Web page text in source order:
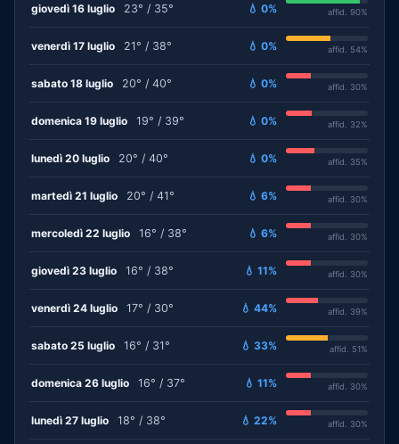
giovedì 16 luglio 23° / 35° 💧 0% affid. 90%
venerdì 17 luglio 21° / 38° 💧 0% affid. 54%
sabato 18 luglio 20° / 40° 💧 0% affid. 30%
domenica 19 luglio 19° / 39° 💧 0% affid. 32%
lunedì 20 luglio 20° / 40° 💧 0% affid. 35%
martedì 21 luglio 20° / 41° 💧 6% affid. 30%
mercoledì 22 luglio 16° / 38° 💧 6% affid. 30%
giovedì 23 luglio 16° / 38° 💧 11% affid. 30%
venerdì 24 luglio 17° / 30° 💧 44% affid. 39%
sabato 25 luglio 16° / 31° 💧 33% affid. 51%
domenica 26 luglio 16° / 37° 💧 11% affid. 30%
lunedì 27 luglio 18° / 38° 💧 22% affid. 30%